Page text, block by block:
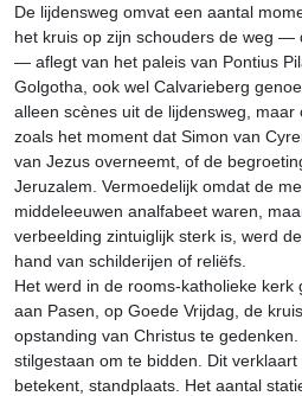
De lijdensweg omvat een aantal
het kruis op zijn schouders de weg —
— aflegt van het paleis van Pontius
Golgotha, ook wel Calvarieberg
alleen scènes uit de lijdensweg, maar
zoals het moment dat Simon van
van Jezus overneemt, of de
Jeruzalem. Vermoedelijk omdat de
middeleeuwen analfabeet waren,
verbeelding zintuiglijk sterk is, werd
hand van schilderijen of reliëfs.
Het werd in de rooms-katholieke
aan Pasen, op Goede Vrijdag, de
opstanding van Christus te
stilgestaan om te bidden. Dit
betekent, standplaats. Het aantal